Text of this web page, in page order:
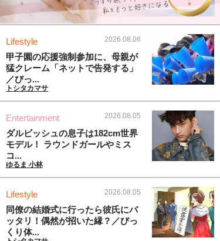
Lifestyle 2026.08.06
甲子園の応援強制参加に、母親が
猛クレーム「ネットで告発する」
／びっ...
トシタカマサ
Entertainment 2026.08.05
ダルビッシュの息子は182cm世界
モデル！ ラウンドガールやミス
コ...
ゆるま 小林
Lifestyle 2026.08.05
同僚の結婚式に行ったら彼氏にバ
ッタリ！偶然が招いた縁？／びっ
くり体...